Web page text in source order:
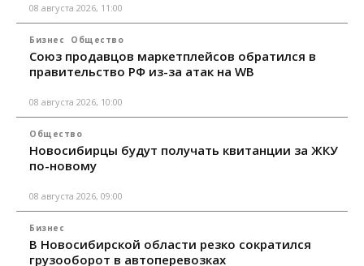
08 августа 2026, 11:00
Бизнес Общество
Союз продавцов маркетплейсов обратился в
правительство РФ из-за атак на WB
08 августа 2026, 10:00
Общество
Новосибирцы будут получать квитанции за ЖКУ
по-новому
08 августа 2026, 09:00
Бизнес
В Новосибирской области резко сократился
грузооборот в автоперевозках